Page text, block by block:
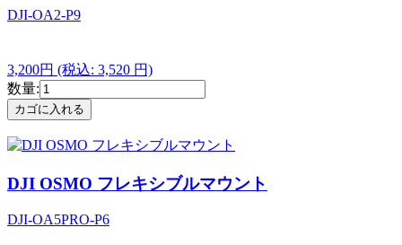
DJI-OA2-P9
3,200円 (税込: 3,520 円)
数量:
DJI OSMO フレキシブルマウント
DJI-OA5PRO-P6